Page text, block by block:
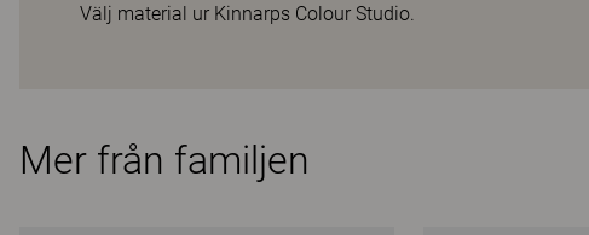
Välj material ur Kinnarps Colour Studio.
Mer från familjen